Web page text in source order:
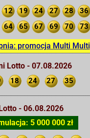
12 19 24 27 28 36
64 65 67 69 70 73
promocja Multi Multi
Lotto - 07.08.2026
18 24 27 35
- 06.08.2026
5 000 000 zł